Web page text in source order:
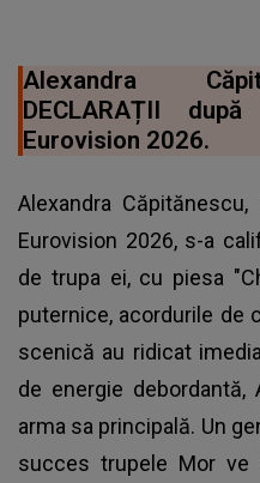
Alexandra
DECLARAȚII
Eurovision 2026.
Alexandra
Eurovision 2026, s-a
de trupa ei, cu piesa
puternice, acordurile de
scenică au ridicat
de energie
arma sa principală. Un
succes trupele Mor ve